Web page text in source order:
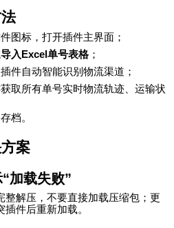
图标，打开插件主界面；
导入 Excel 单号表格 ；
件自动智能识别物流渠道；
取所有单号实时物流轨迹、运输状
档。
案
“加载失败”
整解压，不要直接加载压缩包；更
件后重新加载。